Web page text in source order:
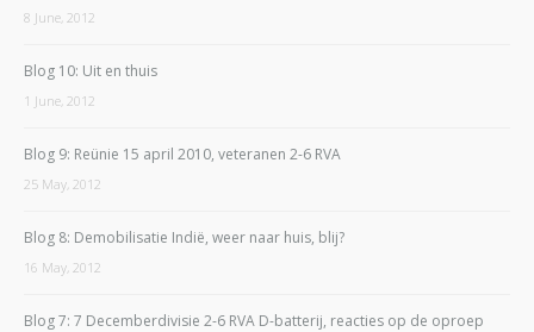
8 June, 2012
Blog 10: Uit en thuis
1 June, 2012
Blog 9: Reünie 15 april 2010, veteranen 2-6 RVA
25 May, 2012
Blog 8: Demobilisatie Indië, weer naar huis, blij?
16 May, 2012
Blog 7: 7 Decemberdivisie 2-6 RVA D-batterij, reacties op de oproep